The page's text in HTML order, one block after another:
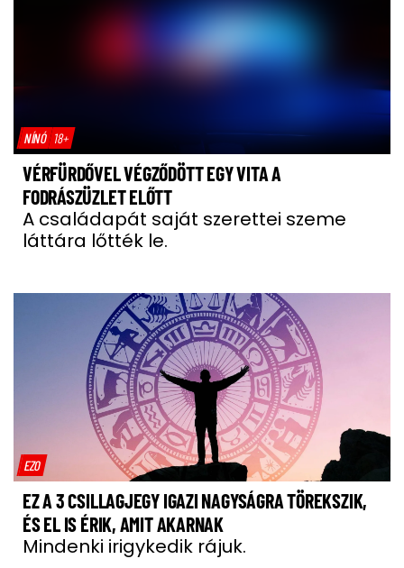
NÍNÓ 18+
VÉRFÜRDŐVEL VÉGZŐDÖTT EGY VITA A
FODRÁSZÜZLET ELŐTT
A családapát saját szerettei szeme
láttára lőtték le.
EZO
EZ A 3 CSILLAGJEGY IGAZI NAGYSÁGRA TÖREKSZIK,
ÉS EL IS ÉRIK, AMIT AKARNAK
Mindenki irigykedik rájuk.